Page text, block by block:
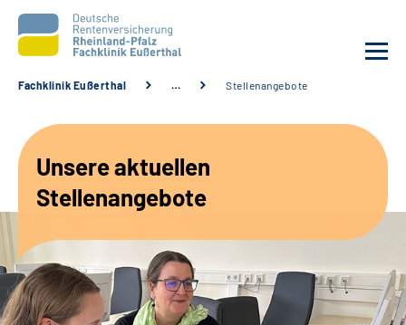
Unsere Angebote
Karriere
Beratungsstellen &
Fachklinik Eußerthal … Stellenangebote
Unsere aktuellen
Stellenangebote